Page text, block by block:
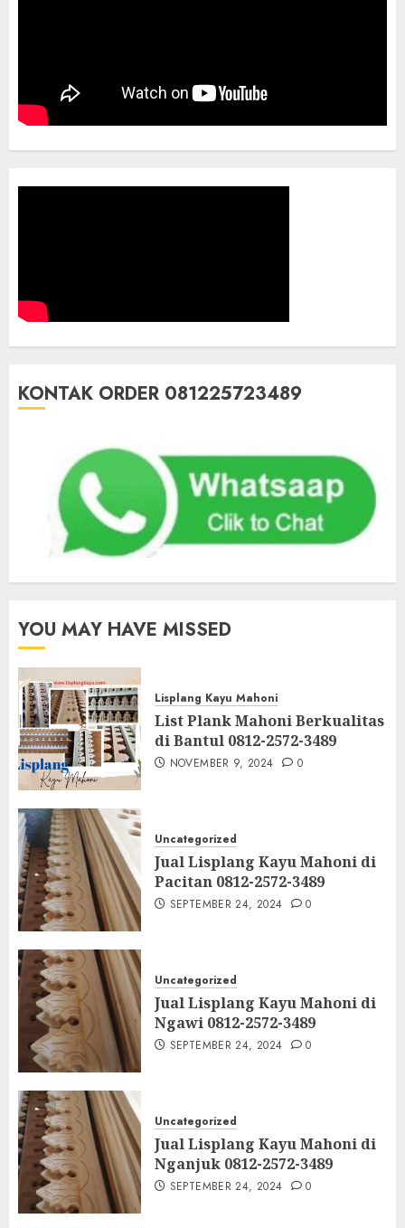
KONTAK ORDER 081225723489
YOU MAY HAVE MISSED
Lisplang Kayu Mahoni
List Plank Mahoni Berkualitas
di Bantul 0812-2572-3489
NOVEMBER 9, 2024 0
Uncategorized
Jual Lisplang Kayu Mahoni di
Pacitan 0812-2572-3489
SEPTEMBER 24, 2024 0
Uncategorized
Jual Lisplang Kayu Mahoni di
Ngawi 0812-2572-3489
SEPTEMBER 24, 2024 0
Uncategorized
Jual Lisplang Kayu Mahoni di
Nganjuk 0812-2572-3489
SEPTEMBER 24, 2024 0